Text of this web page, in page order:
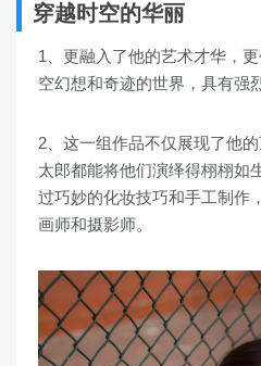
穿越时空的华丽
1、更融入了他的艺术才华，
空幻想和奇迹的世界，具有强
2、这一组作品不仅展现了他
太郎都能将他们演绎得栩栩如
过巧妙的化妆技巧和手工制作
画师和摄影师。